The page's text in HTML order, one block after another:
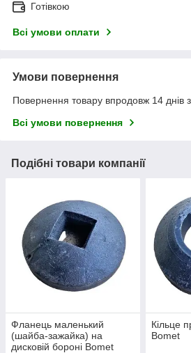
Готівкою
Всі умови оплати
Умови повернення
Повернення товару впродовж 14 днів
Всі умови повернення
Подібні товари компанії
Фланець маленький
(шайба-зажайка) на
дисковій бороні Bomet
Кільце
Bomet